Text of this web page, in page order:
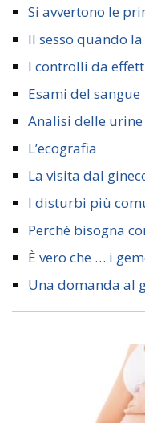
Si avvertono le
Il sesso quando
I controlli da
Esami del sangue
Analisi delle urine
L’ecografia
La visita dal
I disturbi più
Perché bisogna
È vero che … i
Una domanda al